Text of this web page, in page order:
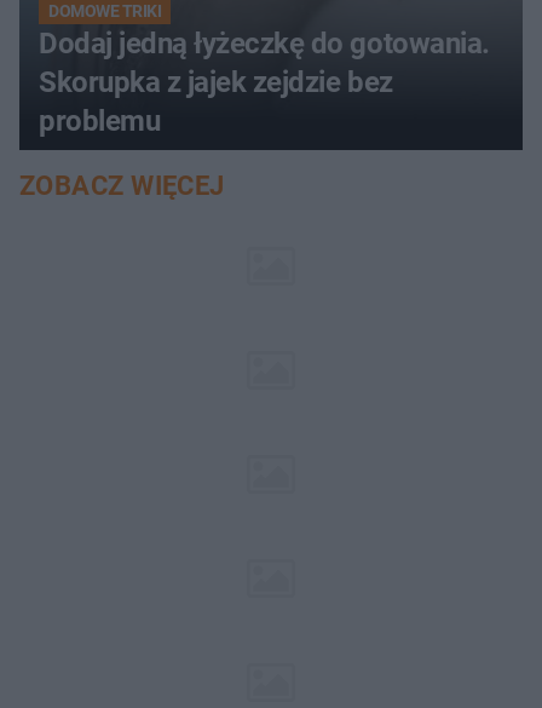
DOMOWE TRIKI
Dodaj jedną łyżeczkę do gotowania.
Skorupka z jajek zejdzie bez
problemu
ZOBACZ WIĘCEJ